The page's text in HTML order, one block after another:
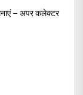
मनाएं – अपर कलेक्टर